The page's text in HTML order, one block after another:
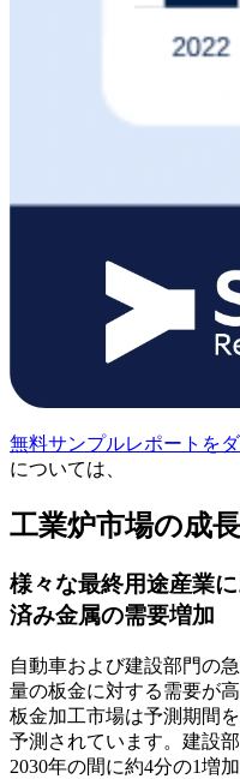
無料サンプルレポートを
については、
工業炉市場の成
様々な最終用途産業
済み金属の需要増加
自動車および建設部門の
量の板金に対する需要が
板金加工市場は予測期間
予測されています。建設
2030年の間に約4分の1増